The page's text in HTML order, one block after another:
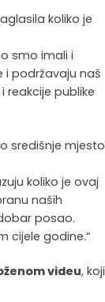
koliko je
smo imali i
i podržavaju naš
publike
središnje mjesto
koliko je ovaj
naših
posao.
cijele godine.“
videu, koji